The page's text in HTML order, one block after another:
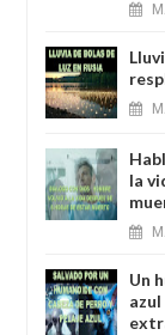
la
Un